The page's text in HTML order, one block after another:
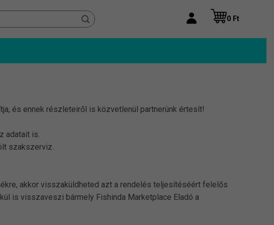
0 Ft
és ennek részleteiről is közvetlenül partnerünk értesít!
adatait is.
szakszerviz.
akkor visszaküldheted azt a rendelés teljesítéséért felelős
is visszaveszi bármely Fishinda Marketplace Eladó a